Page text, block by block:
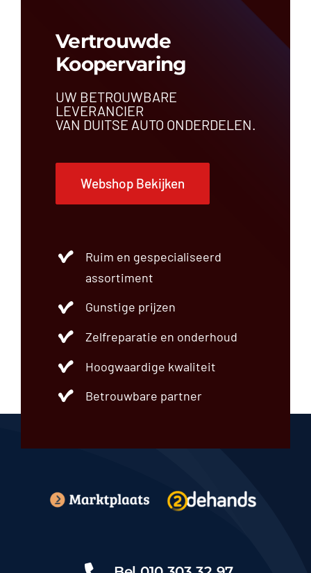
Vertrouwde
Koopervaring
UW BETROUWBARE
LEVERANCIER
VAN DUITSE AUTO ONDERDELEN.
Webshop Bekijken
Ruim en gespecialiseerd
assortiment
Gunstige prijzen
Zelfreparatie en onderhoud
Hoogwaardige kwaliteit
Betrouwbare partner